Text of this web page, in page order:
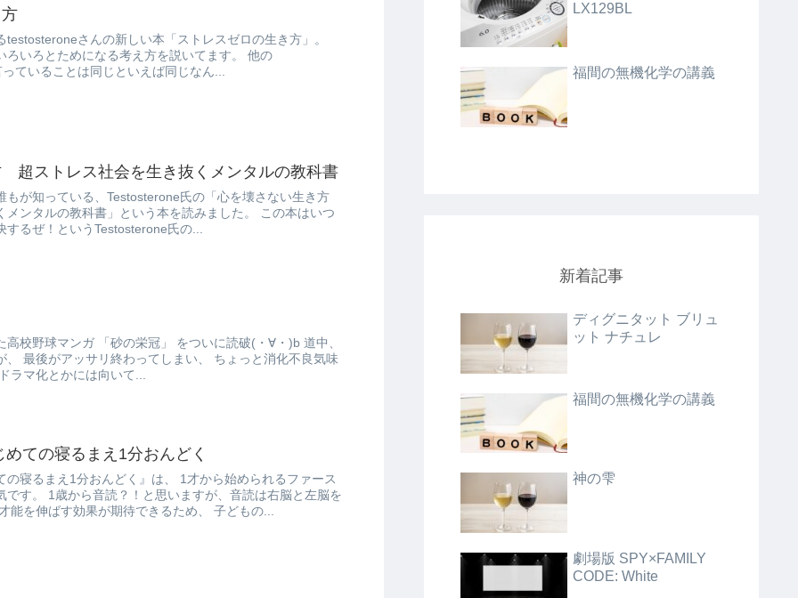
さんの新しい本「ストレスゼロの生き方」。
いろとためになる考え方を説いてます。 他の
ていることは同じといえば同じなん...
超ストレス社会を生き抜くメンタルの教科書
もが知っている、Testosterone氏の「心を壊さない生き方
ルの教科書」という本を読みました。 この本はいつ
するぜ！というTestosterone氏の...
」 をついに読破(・∀・)b 道中、
良気味
、実写ドラマ化とかには向いて...
ての寝るまえ1分おんどく
おんどく』は、 1才から始められるファース
は右脳と左脳を
鍛えてくれて、 子どもの才能を伸ばす効果が期待できるため、 子どもの...
LX129BL
福間の無機化学の講義
新着記事
ディグニタット ブリュ
ット ナチュレ
福間の無機化学の講義
神の雫
劇場版 SPY×FAMILY
CODE: White